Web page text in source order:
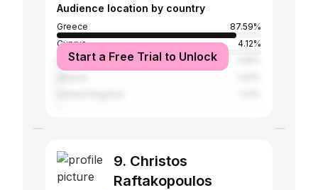
Audience location by country
Greece
87.59%
Cyprus
4.12%
Germany
Start a Free Trial to Unlock
9. Christos
Raftakopoulos